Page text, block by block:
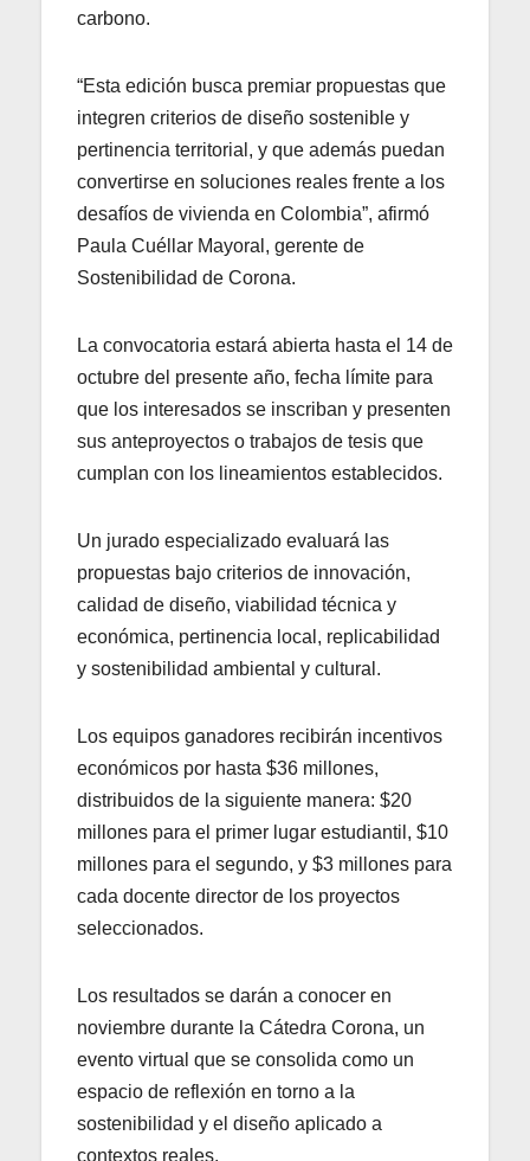
carbono.
“Esta edición busca premiar propuestas que
integren criterios de diseño sostenible y
pertinencia territorial, y que además puedan
convertirse en soluciones reales frente a los
desafíos de vivienda en Colombia”, afirmó
Paula Cuéllar Mayoral, gerente de
Sostenibilidad de Corona.
La convocatoria estará abierta hasta el 14 de
octubre del presente año, fecha límite para
que los interesados se inscriban y presenten
sus anteproyectos o trabajos de tesis que
cumplan con los lineamientos establecidos.
Un jurado especializado evaluará las
propuestas bajo criterios de innovación,
calidad de diseño, viabilidad técnica y
económica, pertinencia local, replicabilidad
y sostenibilidad ambiental y cultural.
Los equipos ganadores recibirán incentivos
económicos por hasta $36 millones,
distribuidos de la siguiente manera: $20
millones para el primer lugar estudiantil, $10
millones para el segundo, y $3 millones para
cada docente director de los proyectos
seleccionados.
Los resultados se darán a conocer en
noviembre durante la Cátedra Corona, un
evento virtual que se consolida como un
espacio de reflexión en torno a la
sostenibilidad y el diseño aplicado a
contextos reales.